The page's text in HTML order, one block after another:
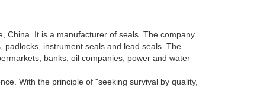
China. It is a manufacturer of seals. The company
padlocks, instrument seals and lead seals. The
banks, oil companies, power and water
With the principle of "seeking survival by quality,